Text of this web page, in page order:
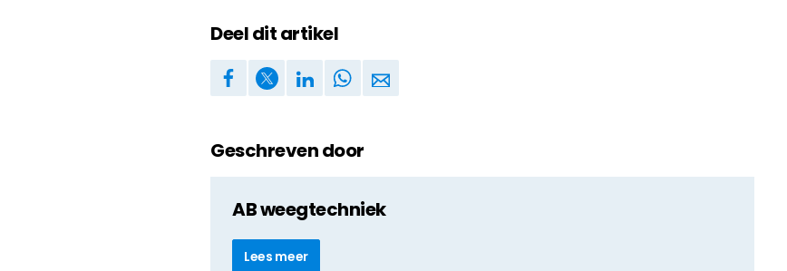
Deel dit artikel
Geschreven door
AB weegtechniek
Lees meer